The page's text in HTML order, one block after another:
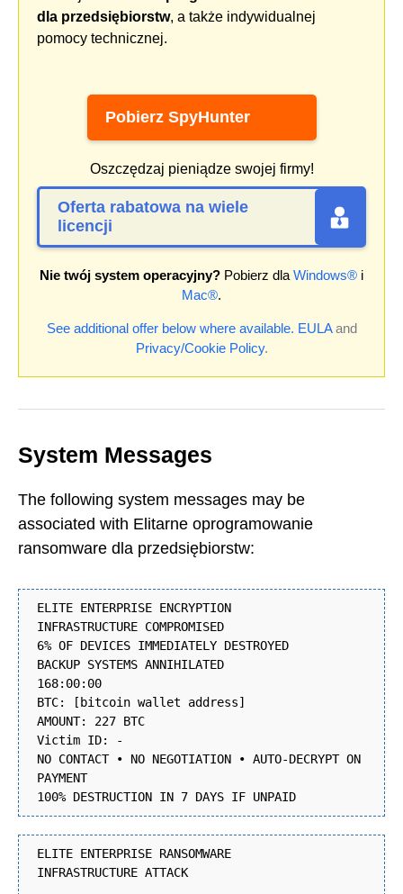
dla przedsiębiorstw, a także indywidualnej
pomocy technicznej.
Pobierz SpyHunter
Oszczędzaj pieniądze swojej firmy!
Oferta rabatowa na wiele
licencji
Nie twój system operacyjny? Pobierz dla Windows® i
Mac®.
See additional offer below where available. EULAand
Privacy/Cookie Policy.
System Messages
The following system messages may be
associated with Elitarne oprogramowanie
ransomware dla przedsiębiorstw:
ELITE ENTERPRISE ENCRYPTION
INFRASTRUCTURE COMPROMISED
6% OF DEVICES IMMEDIATELY DESTROYED
BACKUP SYSTEMS ANNIHILATED
168:00:00
BTC: [bitcoin wallet address]
AMOUNT: 227 BTC
Victim ID: -
NO CONTACT • NO NEGOTIATION • AUTO-DECRYPT ON
PAYMENT
100% DESTRUCTION IN 7 DAYS IF UNPAID
ELITE ENTERPRISE RANSOMWARE
INFRASTRUCTURE ATTACK